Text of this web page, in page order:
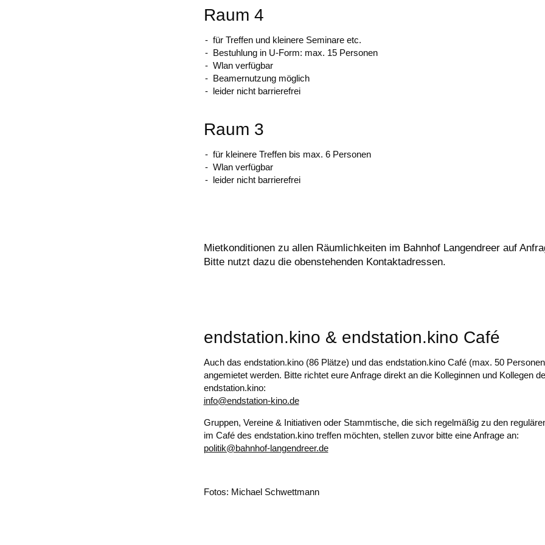
Raum 4
für Treffen und kleinere Seminare etc.
Bestuhlung in U-Form: max. 15 Personen
Wlan verfügbar
Beamernutzung möglich
leider nicht barrierefrei
Raum 3
für kleinere Treffen bis max. 6 Personen
Wlan verfügbar
leider nicht barrierefrei
Mietkonditionen zu allen Räumlichkeiten im Bahnhof Langendreer auf
Bitte nutzt dazu die obenstehenden Kontaktadressen.
endstation.kino & endstation.kino Café
Auch das endstation.kino (86 Plätze) und das endstation.kino Café (max. 50
angemietet werden. Bitte richtet eure Anfrage direkt an die Kolleginnen und Kollegen
endstation.kino:
info@endstation-kino.de
Gruppen, Vereine & Initiativen oder Stammtische, die sich regelmäßig zu den
im Café des endstation.kino treffen möchten, stellen zuvor bitte eine Anfrage an:
politik@bahnhof-langendreer.de
Fotos: Michael Schwettmann